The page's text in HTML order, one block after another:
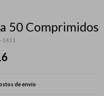
50 Comprimidos
1411
de envío